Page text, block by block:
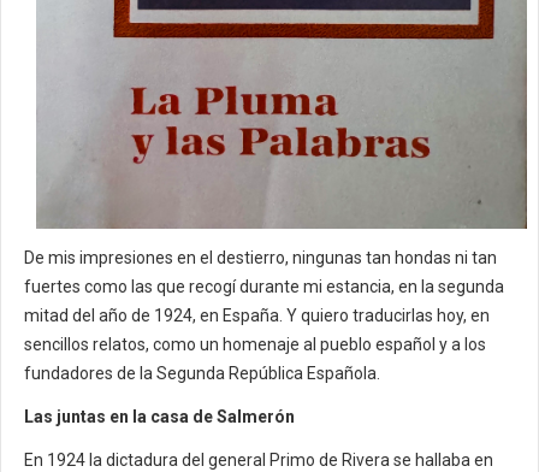
De mis impresiones en el destierro, ningunas tan hondas ni tan
fuertes como las que recogí durante mi estancia, en la segunda
mitad del año de 1924, en España. Y quiero traducirlas hoy, en
sencillos relatos, como un homenaje al pueblo español y a los
fundadores de la Segunda República Española.
Las juntas en la casa de Salmerón
En 1924 la dictadura del general Primo de Rivera se hallaba en